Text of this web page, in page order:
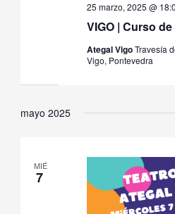
VIGO | Curso
25 marzo, 2025 @
Ategal VigoTravesía
Vigo, Pontevedra
mayo 2025
MIÉ
7